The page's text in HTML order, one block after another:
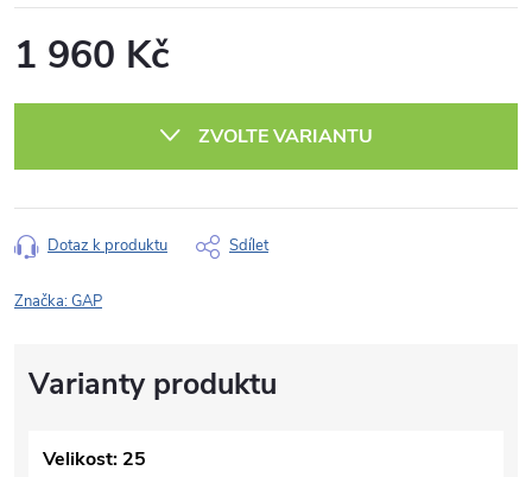
1 960 Kč
ZVOLTE VARIANTU
Dotaz k produktu Sdílet
Značka:GAP
Velikost: 25